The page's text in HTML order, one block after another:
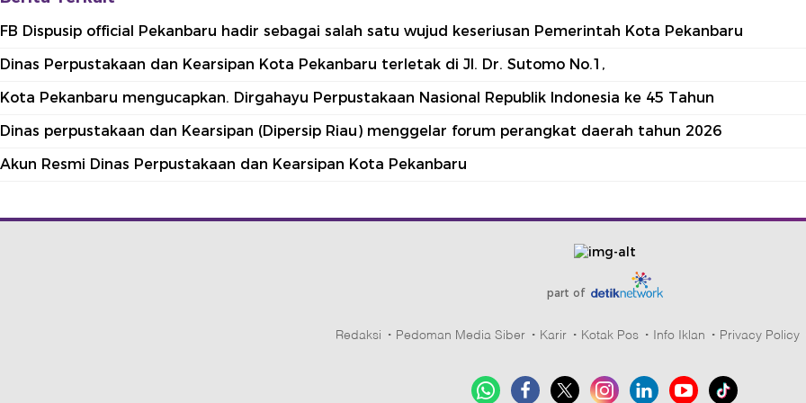
FB Dispusip official Pekanbaru hadir sebagai salah satu wujud keseriusan Pemerintah Kota Pekanbaru
Dinas Perpustakaan dan Kearsipan Kota Pekanbaru terletak di Jl. Dr. Sutomo No.1,
Kota Pekanbaru mengucapkan. Dirgahayu Perpustakaan Nasional Republik Indonesia ke 45 Tahun
Dinas perpustakaan dan Kearsipan (Dipersip Riau) menggelar forum perangkat daerah tahun 2026
Akun Resmi Dinas Perpustakaan dan Kearsipan Kota Pekanbaru
part of
Redaksi Pedoman Media Siber Karir Kotak Pos Info Iklan Privacy Policy